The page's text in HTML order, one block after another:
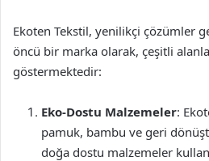
Ekoten Tekstil, yenilikçi çözümler
öncü bir marka olarak, çeşitli
göstermektedir:
Eko-Dostu Malzemeler:
pamuk, bambu ve geri
doğa dostu malzemeler